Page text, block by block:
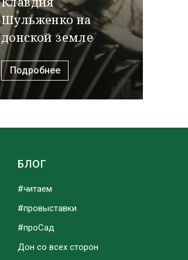
Шульженко на
донской земле
Подробнее
БЛОГ
#читаем
#провыставки
#проСад
Дон со всех сторон